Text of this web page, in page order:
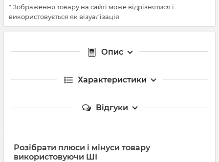
* Зображення товару на сайті може відрізнятися і
використовується як візуалізація
Опис
Характеристики
Відгуки
Розібрати плюси і мінуси товару
використовуючи ШІ